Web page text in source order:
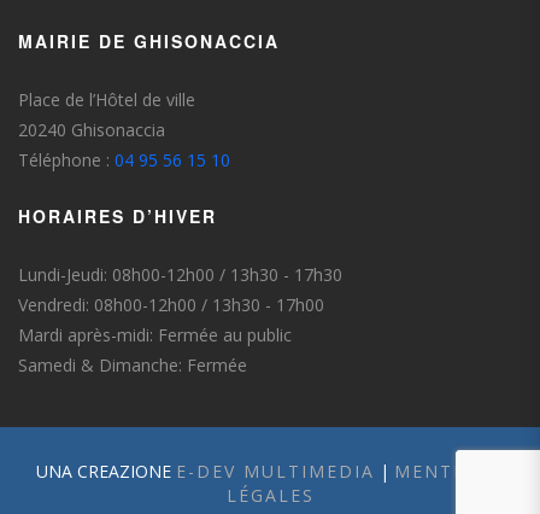
MAIRIE DE GHISONACCIA
Place de l’Hôtel de ville
20240 Ghisonaccia
Téléphone : 04 95 56 15 10
HORAIRES D’HIVER
Lundi-Jeudi: 08h00-12h00 / 13h30 - 17h30
Vendredi: 08h00-12h00 / 13h30 - 17h00
Mardi après-midi: Fermée au public
Samedi & Dimanche: Fermée
UNA CREAZIONE E-DEV MULTIMEDIA | MENTIONS
LÉGALES